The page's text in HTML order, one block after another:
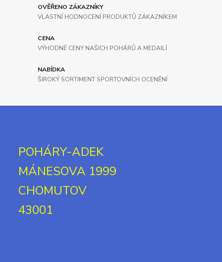
OVĚŘENO ZÁKAZNÍKY
VLASTNÍ HODNOCENÍ PRODUKTŮ ZÁKAZNÍKEM
CENA
VÝHODNÉ CENY NAŠICH POHÁRŮ A MEDAILÍ
NABÍDKA
ŠIROKÝ SORTIMENT SPORTOVNÍCH OCENĚNÍ
POHÁRY-ADEK
MÁNESOVA 1999
CHOMUTOV
43001